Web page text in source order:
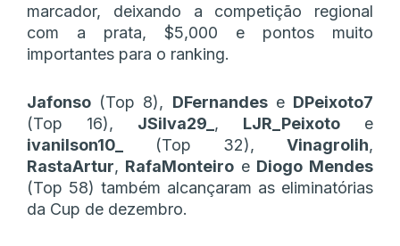
marcador, deixando a competição regional
com a prata, $5,000 e pontos muito
importantes para o ranking.
Jafonso (Top 8), DFernandese DPeixoto7
(Top 16), JSilva29_ , LJR_Peixoto e
ivanilson10_
(Top 32), Vinagrolih,
RastaArtur, RafaMonteiro e Diogo Mendes
(Top 58) também alcançaram as eliminatórias
da Cup de dezembro.